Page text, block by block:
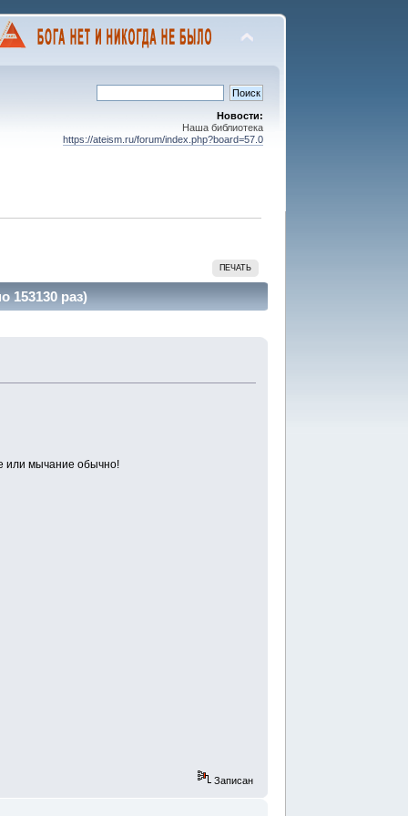
Новости:
Наша библиотека
https://ateism.ru/forum/index.php?board=57.0
ПЕЧАТЬ
153130 раз)
или мычание обычно!
Записан